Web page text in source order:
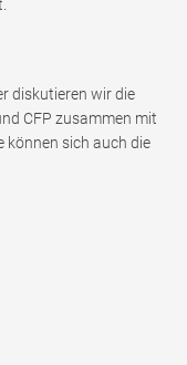
diskutieren wir die
CFP zusammen mit
können sich auch die